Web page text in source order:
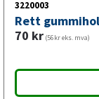
3220003
Rett
70 kr (56kr eks. mva)